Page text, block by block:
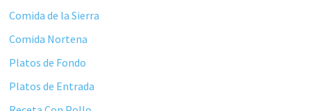
Comida de la Sierra
Comida Nortena
Platos de Fondo
Platos de Entrada